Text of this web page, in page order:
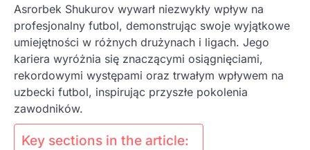
Asrorbek Shukurov wywarł niezwykły wpływ na
profesjonalny futbol, demonstrując swoje wyjątkowe
umiejętności w różnych drużynach i ligach. Jego
kariera wyróżnia się znaczącymi osiągnięciami,
rekordowymi występami oraz trwałym wpływem na
uzbecki futbol, inspirując przyszłe pokolenia
zawodników.
Key sections in the article: